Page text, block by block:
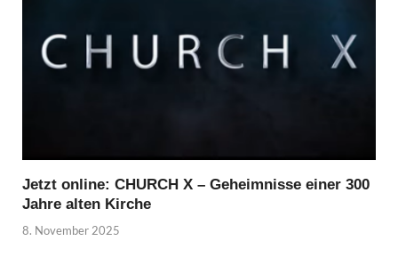
Jetzt online: CHURCH X – Geheimnisse einer 300
Jahre alten Kirche
8. November 2025